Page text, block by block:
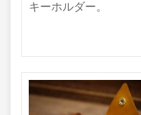
キーホルダー。